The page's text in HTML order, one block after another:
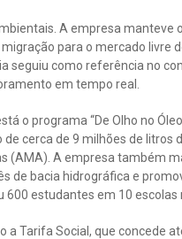
A empresa manteve
para o mercado livre
seguiu como referência no
em tempo real.
o programa “De Olho no
cerca de 9 milhões de litros
(AMA). A empresa também
de bacia hidrográfica e
estudantes em 10 escolas
a Tarifa Social, que concede